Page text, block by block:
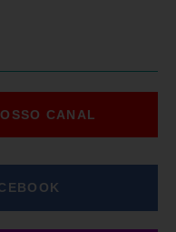
CANAL